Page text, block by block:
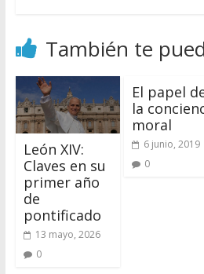
También te
León XIV:
Claves en su
primer año
de
pontificado
13 mayo, 2026
0
El papel
la
moral
6 junio, 2019
0